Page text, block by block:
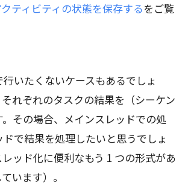
クティビティの状態を保存するをご覧
いたくないケースもあるでしょ
れぞれのタスクの結果を（シーケン
その場合、メインスレッドでの処
で結果を処理したいと思うでしょ
ッド化に便利なもう 1 つの形式があ
います）。